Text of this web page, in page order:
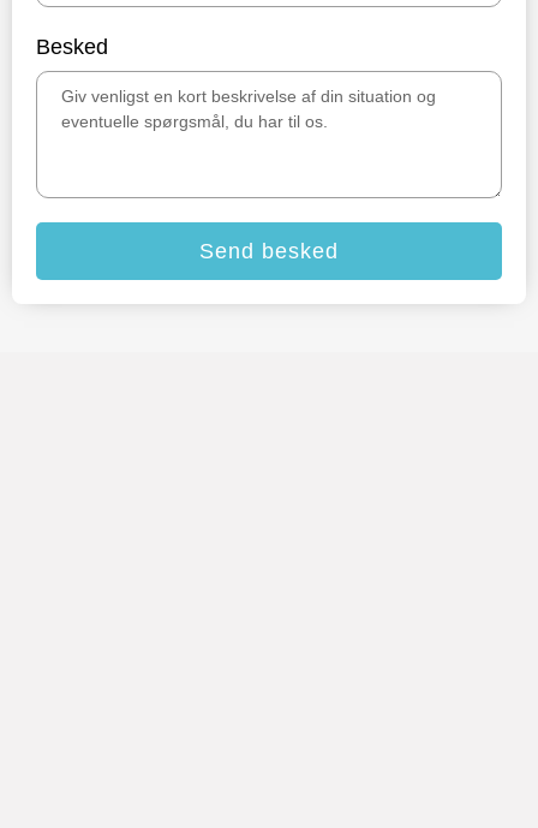
Besked
Send besked